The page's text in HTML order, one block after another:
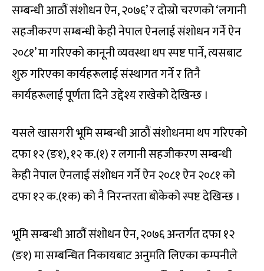
सम्बन्धी आठौं संशोधन ऐन, २०७६’ र दोस्रो चरणको ‘लगानी
सहजीकरण सम्बन्धी केही नेपाल ऐनलाई संशोधन गर्ने ऐन
२०८१’ मा गरिएको कानूनी व्यवस्था थप स्पष्ट पार्ने, त्यसबाट
शुरु गरिएका कार्यहरूलाई संस्थागत गर्ने र तिनै
कार्यहरूलाई पूर्णता दिने उद्देश्य राखेको देखिन्छ ।
यसले खासगरी भूमि सम्बन्धी आठौं संशोधनमा थप गरिएको
दफा १२ (ङ१), १२ क.(१) र लगानी सहजीकरण सम्बन्धी
केही नेपाल ऐनलाई संशोधन गर्ने ऐन २०८१ ऐन २०८१ को
दफा १२ क.(१क) को नै निरन्तरता बोकेको स्पष्ट देखिन्छ ।
भूमि सम्बन्धी आठौं संशोधन ऐन, २०७६ अन्तर्गत दफा १२
(ङ१) मा सम्बन्धित निकायबाट अनुमति लिएका कम्पनीले